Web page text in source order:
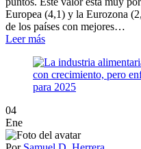
Europea (4,1) y la Eurozona
de los países con mejores…
Leer más
04
Ene